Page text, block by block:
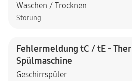
Waschen / Trocknen
Störung
Fehlermeldung tC / tE -
Spülmaschine
Geschirrspüler